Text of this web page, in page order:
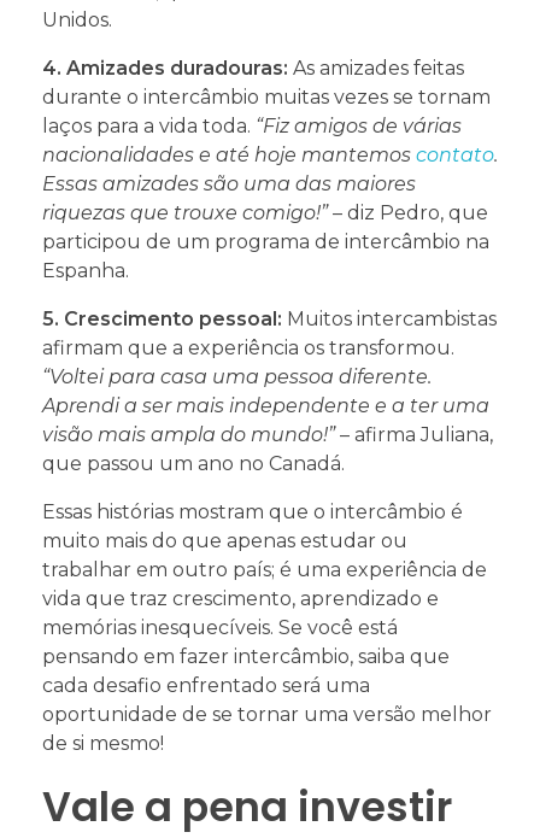
Unidos.
4. Amizades duradouras: As amizades feitas
durante o intercâmbio muitas vezes se tornam
laços para a vida toda. “Fiz amigos de várias
nacionalidades e até hoje mantemos contato.
Essas amizades são uma das maiores
riquezas que trouxe comigo!”– diz Pedro, que
participou de um programa de intercâmbio na
Espanha.
5. Crescimento pessoal: Muitos intercambistas
afirmam que a experiência os transformou.
“Voltei para casa uma pessoa diferente.
Aprendi a ser mais independente e a ter uma
visão mais ampla do mundo!”– afirma Juliana,
que passou um ano no Canadá.
Essas histórias mostram que o intercâmbio é
muito mais do que apenas estudar ou
trabalhar em outro país; é uma experiência de
vida que traz crescimento, aprendizado e
memórias inesquecíveis. Se você está
pensando em fazer intercâmbio, saiba que
cada desafio enfrentado será uma
oportunidade de se tornar uma versão melhor
de si mesmo!
Vale a pena investir